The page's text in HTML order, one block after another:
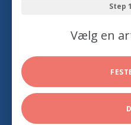
Step 1
Vælg en